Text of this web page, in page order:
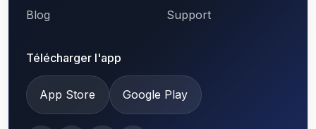
Blog
Support
Télécharger l'app
App Store Google Play